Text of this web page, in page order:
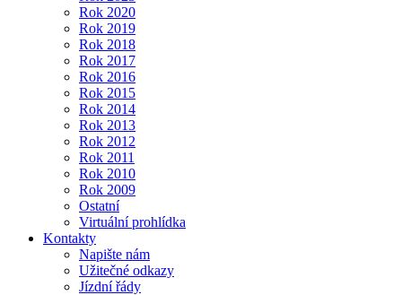
Rok 2020
Rok 2019
Rok 2018
Rok 2017
Rok 2016
Rok 2015
Rok 2014
Rok 2013
Rok 2012
Rok 2011
Rok 2010
Rok 2009
Ostatní
Virtuální prohlídka
Kontakty
Napište nám
Užitečné odkazy
Jízdní řády